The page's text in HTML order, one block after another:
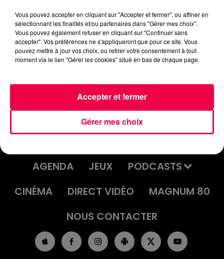
DJ MAGOUILLE DU 27/03/25 AVEC
INGRID DE THIEFOSSE QUI GAGNE
AGENDA
JEUX
PODCASTS
CINÉMA
DIRECT VIDÉO
MAGNUM 80
NOUS CONTACTER
Vous pouvez accepter en cliquant sur "Accepter et fermer", ou affiner en
sélectionnant les finalités et/ou partenaires dans "Gérer mes choix".
Vous pouvez également refuser en cliquant sur "Continuer sans
accepter". Vos préférences ne s'appliqueront que pour ce site. Vous
pouvez mettre à jour vos choix, ou retirer votre consentement à tout
moment via le lien "Gérer les cookies" situé en bas de chaque page.
Gérer mes choix
Accepter et fermer